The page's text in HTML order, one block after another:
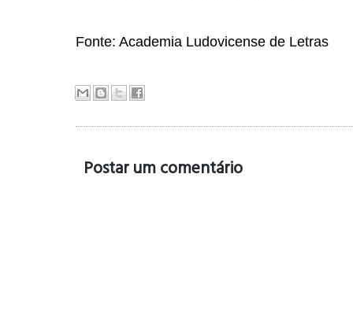
Fonte: Academia Ludovicense de Letras
Postar um comentário